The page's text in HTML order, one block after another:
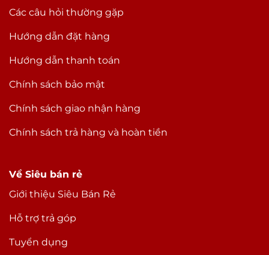
Các câu hỏi thường gặp
Hướng dẫn đặt hàng
Hướng dẫn thanh toán
Chính sách bảo mật
Chính sách giao nhận hàng
Chính sách trả hàng và hoàn tiền
Về Siêu bán rẻ
Giới thiệu Siêu Bán Rẻ
Hỗ trợ trả góp
Tuyển dụng